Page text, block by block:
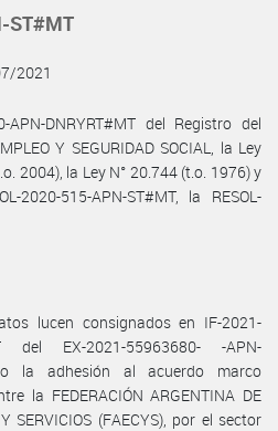
ST#MT
2021
APN-DNRYRT#MT del Registro del
Y SEGURIDAD SOCIAL, la Ley
2004), la Ley N° 20.744 (t.o. 1976) y
2020-515-APN-ST#MT, la RESOL-
lucen consignados en IF-2021-
del EX-2021-55963680- -APN-
la adhesión al acuerdo marco
la FEDERACIÓN ARGENTINA DE
SERVICIOS (FAECYS), por el sector